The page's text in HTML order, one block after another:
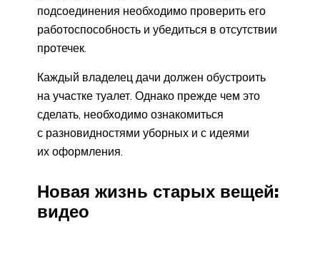
подсоединения необходимо проверить его
работоспособность и убедиться в отсутствии
протечек.
Каждый владелец дачи должен обустроить
на участке туалет. Однако прежде чем это
сделать, необходимо ознакомиться
с разновидностями уборных и с идеями
их оформления.
Новая жизнь старых вещей:
видео